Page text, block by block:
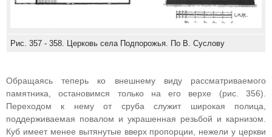
Рис. 357 - 358. Церковь села Подпорожья. По В. Суслову
Обращаясь теперь ко внешнему виду рассматриваемого
памятника, остановимся только на его верхе (рис. 356).
Переходом к нему от сруба служит широкая полица,
поддерживаемая повалом и украшенная резьбой и карнизом.
Куб имеет менее вытянутые вверх пропорции, нежели у церкви